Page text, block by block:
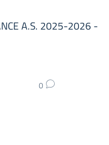
A.S. 2025-2026 -
0